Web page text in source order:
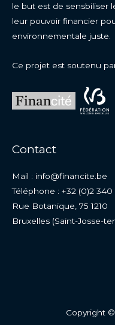
le but est de sensbiliser
leur pouvoir financier
environnementale juste.
Ce projet est soutenu
Contact
Mail : info@financite.be
Téléphone : +32 (0)2
Rue Botanique, 75 1210
Bruxelles (Saint-Josse-
Copyright